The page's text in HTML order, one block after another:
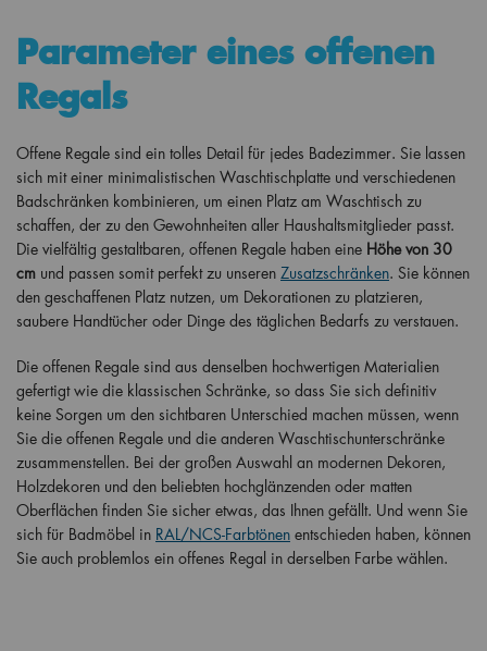
Parameter eines offenen
Regals
Offene Regale sind ein tolles Detail für jedes Badezimmer. Sie lassen
sich mit einer minimalistischen Waschtischplatte und verschiedenen
Badschränken kombinieren, um einen Platz am Waschtisch zu
schaffen, der zu den Gewohnheiten aller Haushaltsmitglieder passt.
Die vielfältig gestaltbaren, offenen Regale haben eine Höhe von 30
cm und passen somit perfekt zu unseren Zusatzschränken. Sie können
den geschaffenen Platz nutzen, um Dekorationen zu platzieren,
saubere Handtücher oder Dinge des täglichen Bedarfs zu verstauen.
Die offenen Regale sind aus denselben hochwertigen Materialien
gefertigt wie die klassischen Schränke, so dass Sie sich definitiv
keine Sorgen um den sichtbaren Unterschied machen müssen, wenn
Sie die offenen Regale und die anderen Waschtischunterschränke
zusammenstellen. Bei der großen Auswahl an modernen Dekoren,
Holzdekoren und den beliebten hochglänzenden oder matten
Oberflächen finden Sie sicher etwas, das Ihnen gefällt. Und wenn Sie
sich für Badmöbel in RAL/NCS-Farbtönen entschieden haben, können
Sie auch problemlos ein offenes Regal in derselben Farbe wählen.